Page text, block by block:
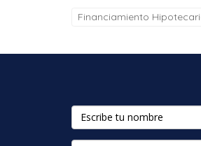
¿Qué debo tener
El uso correcto del
consultar a un
Financiamiento